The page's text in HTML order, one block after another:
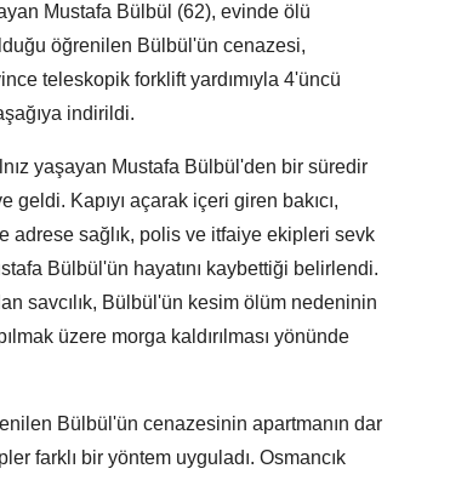
Mustafa Bülbül (62), evinde ölü
öğrenilen Bülbül'ün cenazesi,
teleskopik forklift yardımıyla 4'üncü
indirildi.
yaşayan Mustafa Bülbül'den bir süredir
geldi. Kapıyı açarak içeri giren bakıcı,
adrese sağlık, polis ve itfaiye ekipleri sevk
Bülbül'ün hayatını kaybettiği belirlendi.
savcılık, Bülbül'ün kesim ölüm nedeninin
üzere morga kaldırılması yönünde
Bülbül'ün cenazesinin apartmanın dar
farklı bir yöntem uyguladı. Osmancık